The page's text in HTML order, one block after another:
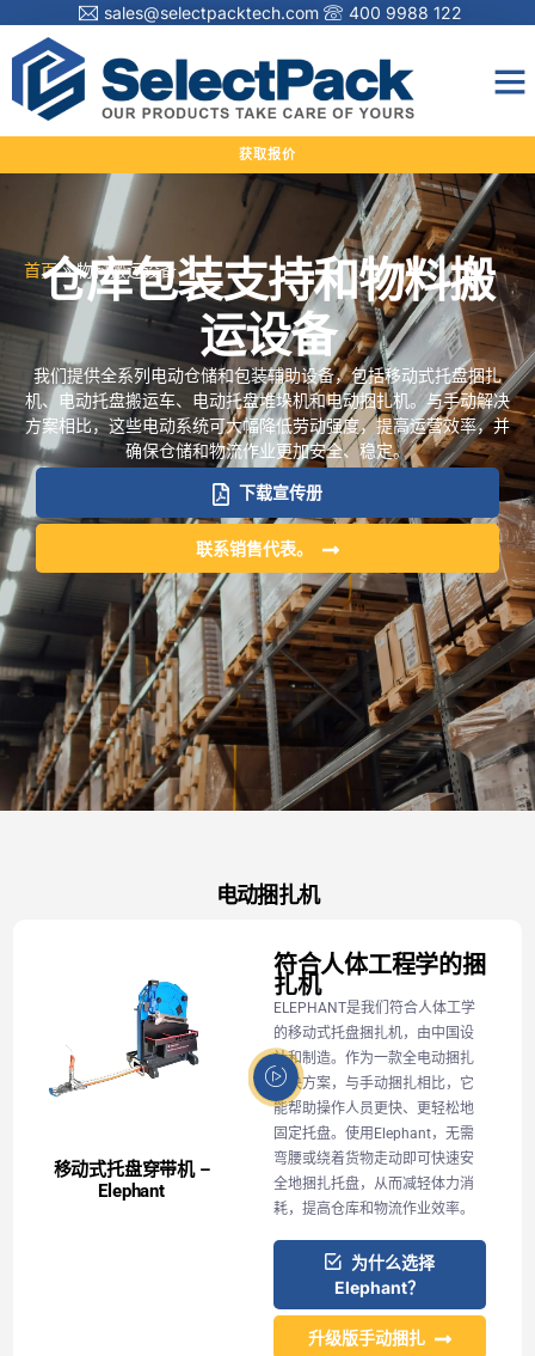
sales@selectpacktech.com 400 9988 122
获取报价
首页»物料搬运设备
仓库包装支持和物料搬
运设备
我们提供全系列电动仓储和包装辅助设备，包括移动式托盘捆扎
机、电动托盘搬运车、电动托盘堆垛机和电动捆扎机。与手动解决
方案相比，这些电动系统可大幅降低劳动强度，提高运营效率，并
确保仓储和物流作业更加安全、稳定。
下载宣传册
联系销售代表。
电动捆扎机
移动式托盘穿带机 –
Elephant
符合人体工程学的捆
扎机
ELEPHANT是我们符合人体工学
的移动式托盘捆扎机，由中国设
计和制造。作为一款全电动捆扎
解决方案，与手动捆扎相比，它
能帮助操作人员更快、更轻松地
固定托盘。使用Elephant，无需
弯腰或绕着货物走动即可快速安
全地捆扎托盘，从而减轻体力消
耗，提高仓库和物流作业效率。
为什么选择
Elephant？
升级版手动捆扎